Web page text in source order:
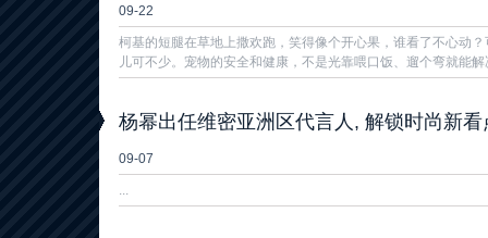
09-22
柯基的短腿在草地上撒欢跑，笑得像个开心果，谁看了不心动
儿可不少。宠物的安全和健康，不是光靠喂口饭、遛个弯就能
杨幂出任维密亚洲区代言人, 解锁时尚新看
09-07
...